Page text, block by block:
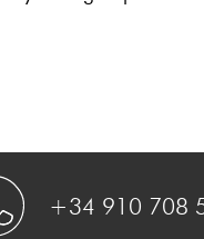
+34 910 708